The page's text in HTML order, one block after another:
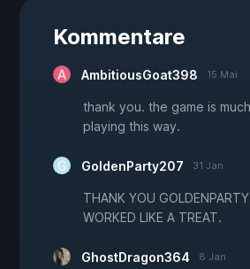
Kommentare
AmbitiousGoat398 15 Mai
thank you. the game is
playing this way.
GoldenParty207 31 Jan
THANK YOU
WORKED LIKE A TREAT.
GhostDragon364 8 Jan